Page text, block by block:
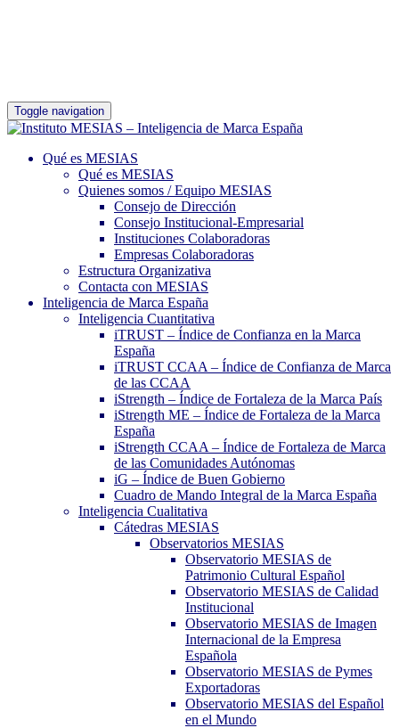
Toggle navigation
Qué es MESIAS
Qué es MESIAS
Quienes somos / Equipo MESIAS
Consejo de Dirección
Consejo Institucional-Empresarial
Instituciones Colaboradoras
Empresas Colaboradoras
Estructura Organizativa
Contacta con MESIAS
Inteligencia de Marca España
Inteligencia Cuantitativa
iTRUST – Índice de Confianza en la Marca
España
iTRUST CCAA – Índice de Confianza de Marca
de las CCAA
iStrength – Índice de Fortaleza de la Marca País
iStrength ME – Índice de Fortaleza de la Marca
España
iStrength CCAA – Índice de Fortaleza de Marca
de las Comunidades Autónomas
iG – Índice de Buen Gobierno
Cuadro de Mando Integral de la Marca España
Inteligencia Cualitativa
Cátedras MESIAS
Observatorios MESIAS
Observatorio MESIAS de
Patrimonio Cultural Español
Observatorio MESIAS de Calidad
Institucional
Observatorio MESIAS de Imagen
Internacional de la Empresa
Española
Observatorio MESIAS de Pymes
Exportadoras
Observatorio MESIAS del Español
en el Mundo